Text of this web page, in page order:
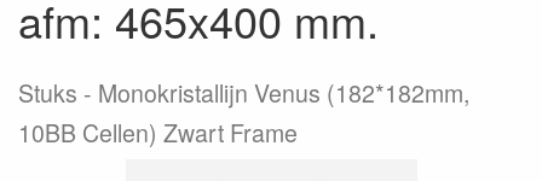
afm: 465x400 mm.
Stuks
Monokristallijn Venus (182*182mm,
10BB Cellen) Zwart Frame